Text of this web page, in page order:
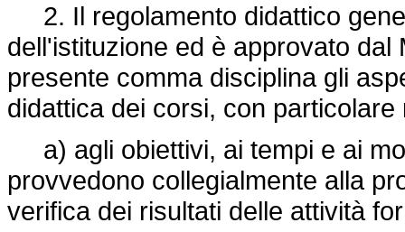
2. Il regolamento didattico
dell'istituzione ed è approvato
presente comma disciplina gli
didattica dei corsi, con particolare
a) agli obiettivi, ai tempi e ai
provvedono collegialmente alla
verifica dei risultati delle attività